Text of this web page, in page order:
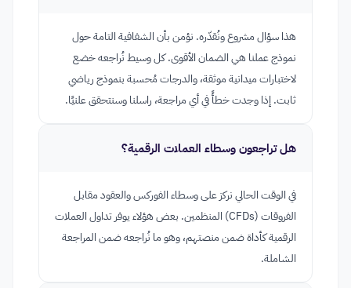
هذا سؤال مشروع ونُقدّره. نؤمن بأن الشفافية التامة حول
نموذج عملنا هي الضمان الأقوى. كل وسيط نُراجعه خضع
لاختبارات ميدانية موثقة، والدرجات مُحسبة بنموذج رياضي
ثابت. إذا وجدت خطأً في أي مراجعة، راسلنا وسنتحقق علنيًا.
هل تراجعون وسطاء العملات الرقمية؟
في الوقت الحالي نركز على وسطاء الفوركس والعقود مقابل
الفروقات (CFDs) المنظمين. بعض هؤلاء يوفر تداول العملات
الرقمية كأداة ضمن منصتهم، وهو ما نُراجعه ضمن المراجعة
الشاملة.